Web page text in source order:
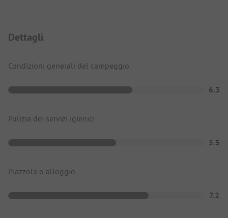
Dettagli
Condizioni generali del campeggio
6.3
Pulizia dei servizi igienici
5.5
Piazzola o alloggio
7.2